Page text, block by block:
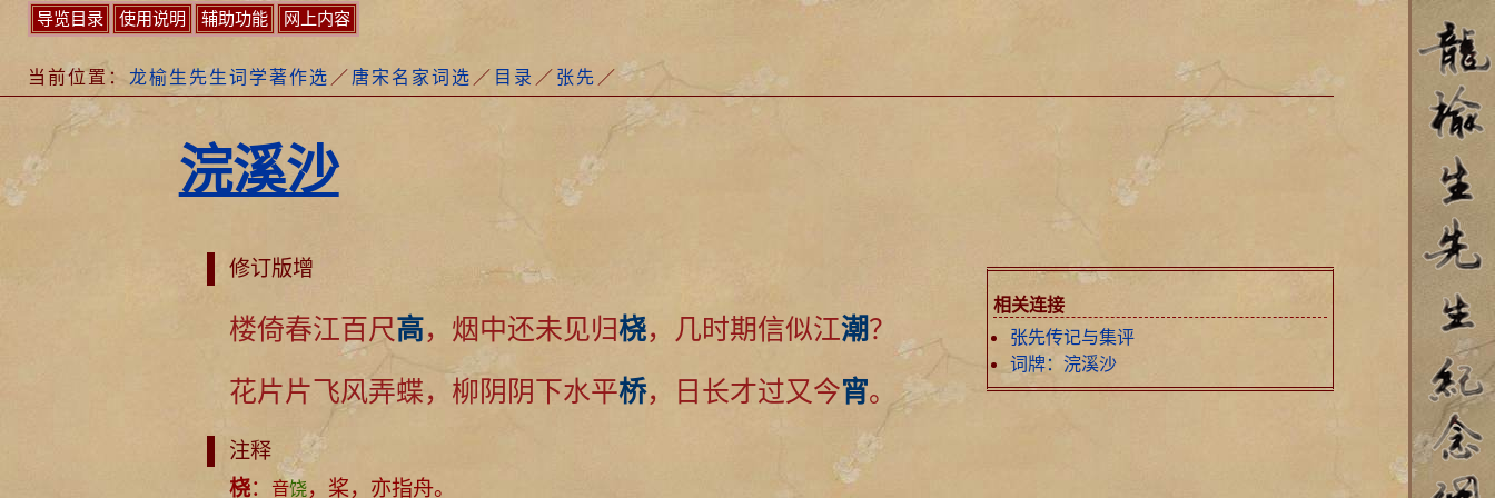
导览目录 使用说明 辅助功能 网上内容
当前位置： 龙榆生先生词学著作选 ／ 唐宋名家词选 ／ 目录 ／ 张先 ／
浣溪沙
相关连接
张先传记与集评
词牌：浣溪沙
修订版增
楼倚春江百尺高，烟中还未见归桡，几时期信似江潮？
花片片飞风弄蝶，柳阴阴下水平桥，日长才过又今宵。
注释
桡： 音饶，桨，亦指舟。